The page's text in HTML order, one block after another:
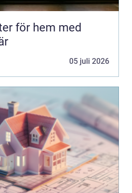
för hem med
05 juli 2026